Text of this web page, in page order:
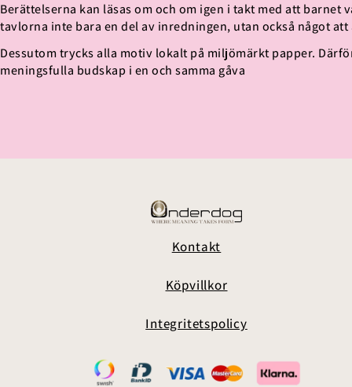
Berättelserna kan läsas om och om igen i takt med att
tavlorna inte bara en del av inredningen, utan också något
Dessutom trycks alla motiv lokalt på miljömärkt papper.
meningsfulla budskap i en och samma gåva
Kontakt
Köpvillkor
Integritetspolicy